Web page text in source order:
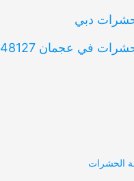
دبي
في عجمان 0554948127
الحشرات